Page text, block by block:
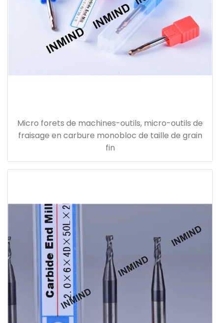
Micro forets de machines-outils, micro-outils de
fraisage en carbure monobloc de taille de grain
fin